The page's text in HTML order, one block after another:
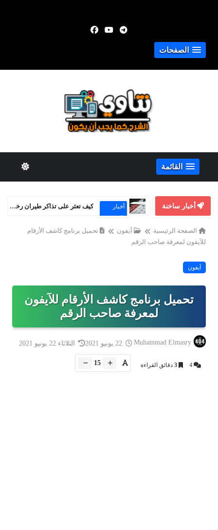
الصفحات
القائمة
أخبار ساخنة
الربح من
الإنترنت
كيفية الربح من Adsterra Smartink حتى بدون موقع إلكتروني
الصفحة الرئيسية آيفون
تحميل برنامج كاشف الأرقام
للآيفون لمعرفة صاحب الرقم
آيفون
تحميل برنامج كاشف الأرقام للآيفون
لمعرفة صاحب الرقم
Muhammad Elmasry الثلاثاء 22 يونيو 2021
4
3 دقائق القراءة 15